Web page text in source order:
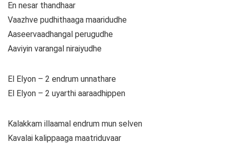
En nesar thandhaar
Vaazhve pudhithaaga maaridudhe
Aaseervaadhangal perugudhe
Aaviyin varangal niraiyudhe
El Elyon – 2 endrum unnathare
El Elyon – 2 uyarthi aaraadhippen
Kalakkam illaamal endrum mun selven
Kavalai kalippaaga maatriduvaar